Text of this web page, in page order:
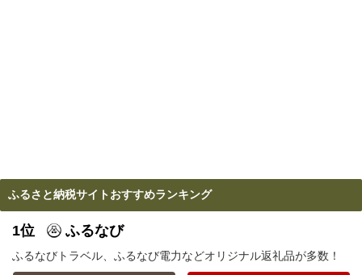
ふるさと納税サイトおすすめランキング
1位 ふるなび
ふるなびトラベル、ふるなび電力などオリジナル返礼品が多数！